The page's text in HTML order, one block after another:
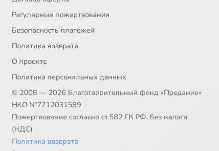
Регулярные пожертвования
Безопасность платежей
Политика возврата
О проекте
Политика персональных данных
© 2008 — 2026 Благотворительный фонд «Предание»
НКО №7712031589
Пожертвование согласно ст.582 ГК РФ. Без налога
(НДС)
Политика возврата